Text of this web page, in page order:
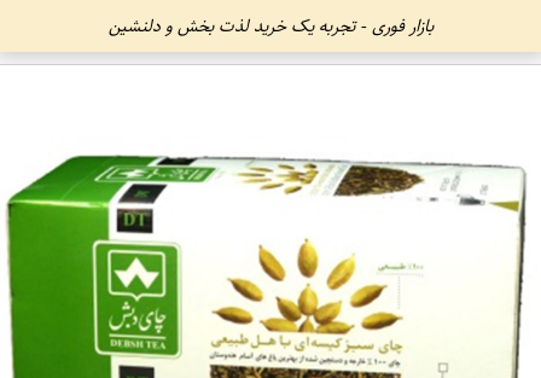
بازار فوری - تجربه یک خرید لذت بخش و دلنشین